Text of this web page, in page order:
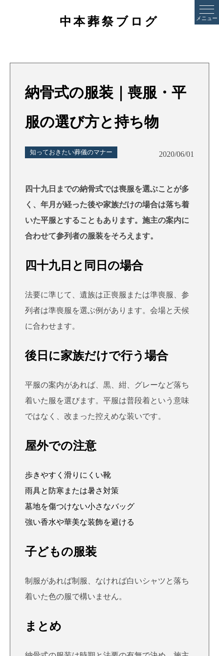
メニュー
中本葬祭ブログ
納骨式の服装｜喪服・平
服の選び方と持ち物
知っておきたい葬儀のマナー 2020/06/01
四十九日までの納骨式では喪服を選ぶことが多
く、年月が経った後や家族だけの場合は落ち着
いた平服とすることもあります。施主の案内に
合わせて参列者の服装をそろえます。
四十九日と同日の場合
法要に準じて、遺族は正喪服または準喪服、参
列者は準喪服を選ぶ例があります。会場と天候
に合わせます。
後日に家族だけで行う場合
平服の案内があれば、黒、紺、グレーなど落ち
着いた服を選びます。平服は普段着という意味
ではなく、改まった控えめな装いです。
屋外での注意
歩きやすく滑りにくい靴
雨具と防寒または暑さ対策
墓地を傷つけない小さなバッグ
強い香水や華美な装飾を避ける
子どもの服装
制服があれば制服、なければ白いシャツと落ち
着いた色の服で構いません。
まとめ